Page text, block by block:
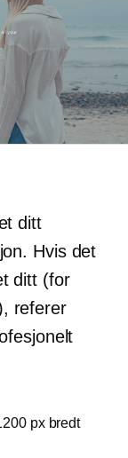
ditt
Hvis det
ditt (for
referer
px bredt